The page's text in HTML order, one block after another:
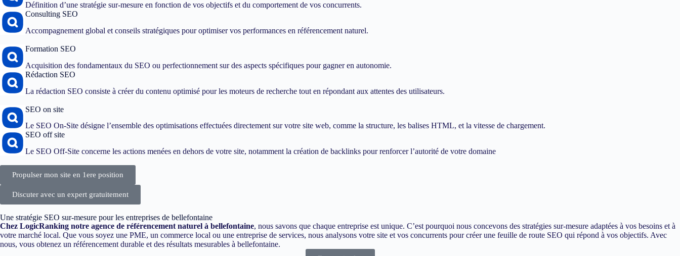
Définition d’une stratégie sur-mesure en fonction de vos objectifs et du comportement de vos concurrents.
Consulting SEO
Accompagnement global et conseils stratégiques pour optimiser vos performances en référencement naturel.
Formation SEO
Acquisition des fondamentaux du SEO ou perfectionnement sur des aspects spécifiques pour gagner en autonomie.
Rédaction SEO
La rédaction SEO consiste à créer du contenu optimisé pour les moteurs de recherche tout en répondant aux attentes des utilisateurs.
SEO on site
Le SEO On-Site désigne l’ensemble des optimisations effectuées directement sur votre site web, comme la structure, les balises HTML, et la vitesse de chargement.
SEO off site
Le SEO Off-Site concerne les actions menées en dehors de votre site, notamment la création de backlinks pour renforcer l’autorité de votre domaine
Propulser mon site en 1ere position
Discuter avec un expert gratuitement
Une stratégie SEO sur-mesure pour les entreprises de bellefontaine
Chez LogicRanking notre agence de référencement naturel à bellefontaine, nous savons que chaque entreprise est unique. C’est pourquoi nous concevons des stratégies sur-mesure adaptées à vos besoins et à
votre marché local. Que vous soyez une PME, un commerce local ou une entreprise de services, nous analysons votre site et vos concurrents pour créer une feuille de route SEO qui répond à vos objectifs. Avec
nous, vous obtenez un référencement durable et des résultats mesurables à bellefontaine.